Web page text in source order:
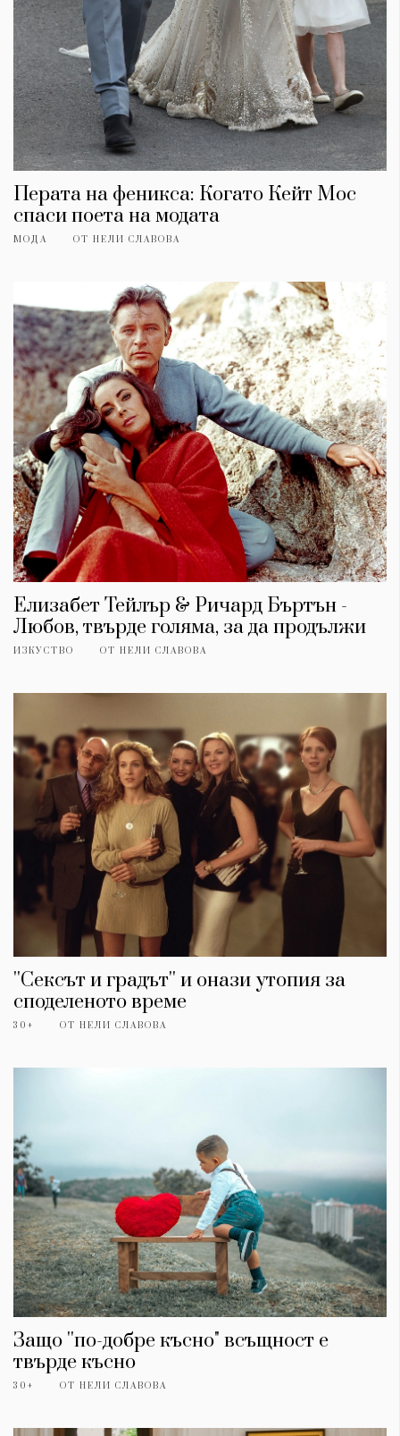
Перата на феникса: Когато Кейт Мос
спаси поета на модата
МОДА ОТ НЕЛИ СЛАВОВА
Елизабет Тейлър & Ричард Бъртън -
Любов, твърде голяма, за да продължи
ИЗКУСТВО ОТ НЕЛИ СЛАВОВА
''Сексът и градът'' и онази утопия за
споделеното време
30+ ОТ НЕЛИ СЛАВОВА
Защо ''по-добре късно" всъщност е
твърде късно
30+ ОТ НЕЛИ СЛАВОВА